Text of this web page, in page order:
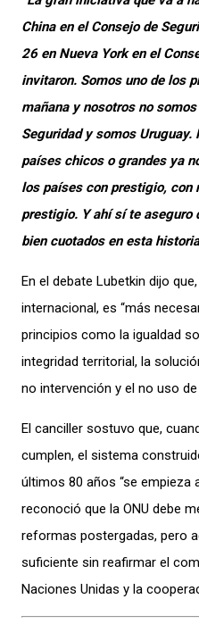
China en el Consejo de
26 en Nueva York en el
invitaron. Somos uno de los
mañana y nosotros no
Seguridad y somos
países chicos o grandes ya
los países con prestigio, con
prestigio. Y ahí sí te aseguro
bien cuotados en esta
En el debate Lubetkin dijo
internacional, es “más
principios como la igualdad
integridad territorial, la
no intervención y el no uso
El canciller sostuvo que,
cumplen, el sistema
últimos 80 años “se empieza
reconoció que la ONU debe
reformas postergadas, pero
suficiente sin reafirmar el
Naciones Unidas y la